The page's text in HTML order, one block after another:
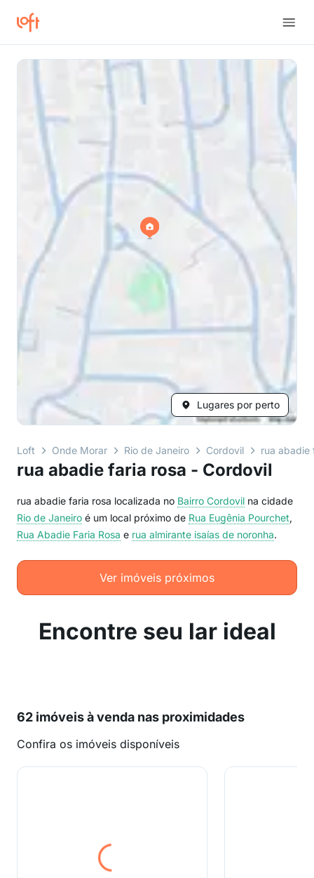
Lugares por perto
Loft Onde Morar Rio de Janeiro Cordovil rua abadie
rua abadie faria rosa - Cordovil
rua abadie faria rosa localizada no Bairro Cordovil na cidade
Rio de Janeiro é um local próximo de Rua Eugênia Pourchet,
Rua Abadie Faria Rosa e rua almirante isaías de noronha.
Ver imóveis próximos
Encontre seu lar ideal
62 imóveis à venda nas proximidades
Confira os imóveis disponíveis